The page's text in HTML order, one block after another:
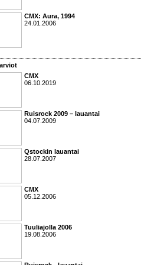
CMX: Aura, 1994
24.01.2006
CMX
06.10.2019
Ruisrock 2009 – lauantai
04.07.2009
Qstockin lauantai
28.07.2007
CMX
05.12.2006
Tuuliajolla 2006
19.08.2006